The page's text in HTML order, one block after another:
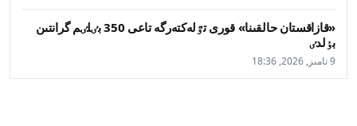
«قازاقستان حالقىنا» قورى تٷلەكتەرگە تاعى 350 بٸلٸم گرانتىن
بٶلدٸ
9 تامىز, 2026, 18:36